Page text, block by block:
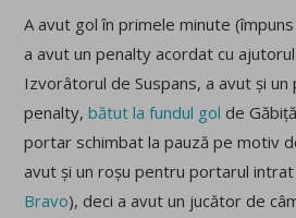
A avut gol în primele minute
a avut un penalty acordat cu ajutorul
Izvorâtorul de Suspans, a avut și
penalty,bătut la fundul gol de
portar schimbat la pauză pe motiv
avut și un roșu pentru portarul intrat
Bravo), deci a avut un jucător de